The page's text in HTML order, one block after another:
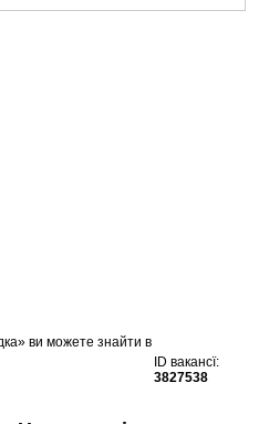
ви можете знайти в
ID вакансї:
3827538